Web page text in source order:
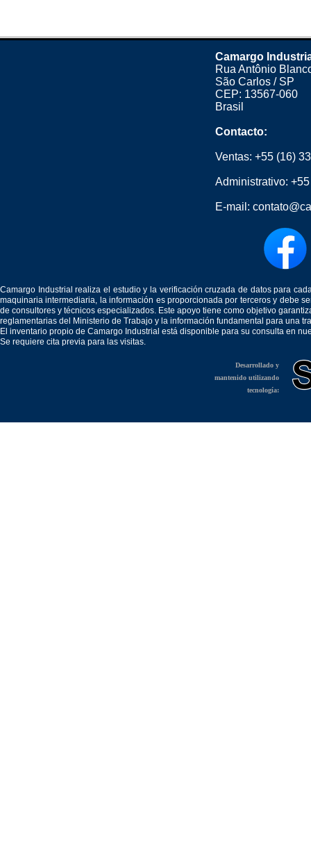
Camargo
Rua Antônio
São Carlos / SP
CEP: 13567-060
Brasil
Contacto:
Ventas: +55 (16)
Administrativo:
E-mail:
Camargo Industrial realiza el estudio y la verificación cruzada de datos para
maquinaria intermediaria, la información es proporcionada por terceros y debe
de consultores y técnicos especializados. Este apoyo tiene como objetivo
reglamentarias del Ministerio de Trabajo y la información fundamental para una
El inventario propio de Camargo Industrial está disponible para su consulta en
Se requiere cita previa para las visitas.
Desarrollado y
mantenido utilizando
tecnología: